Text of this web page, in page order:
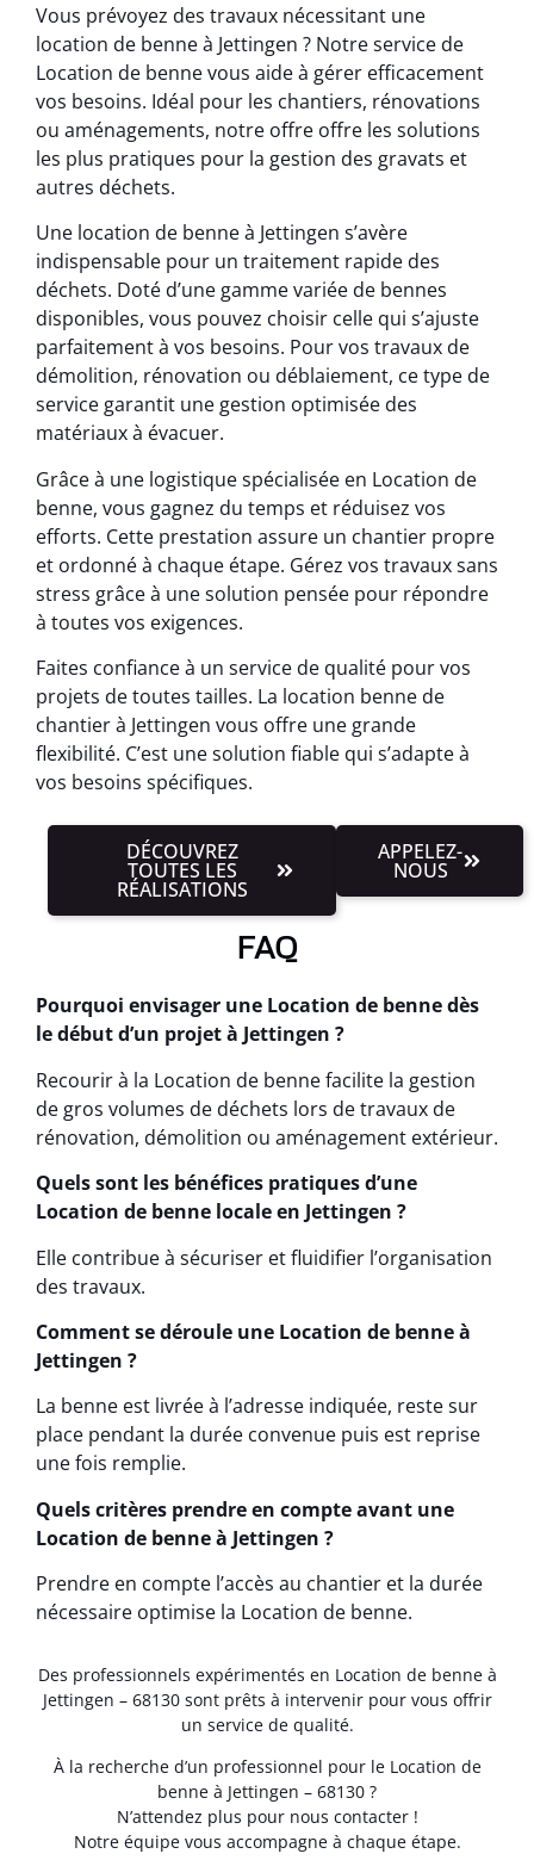
Vous prévoyez des travaux nécessitant une
location de benne à Jettingen ? Notre service de
Location de benne vous aide à gérer efficacement
vos besoins. Idéal pour les chantiers, rénovations
ou aménagements, notre offre offre les solutions
les plus pratiques pour la gestion des gravats et
autres déchets.
Une location de benne à Jettingen s’avère
indispensable pour un traitement rapide des
déchets. Doté d’une gamme variée de bennes
disponibles, vous pouvez choisir celle qui s’ajuste
parfaitement à vos besoins. Pour vos travaux de
démolition, rénovation ou déblaiement, ce type de
service garantit une gestion optimisée des
matériaux à évacuer.
Grâce à une logistique spécialisée en Location de
benne, vous gagnez du temps et réduisez vos
efforts. Cette prestation assure un chantier propre
et ordonné à chaque étape. Gérez vos travaux sans
stress grâce à une solution pensée pour répondre
à toutes vos exigences.
Faites confiance à un service de qualité pour vos
projets de toutes tailles. La location benne de
chantier à Jettingen vous offre une grande
flexibilité. C’est une solution fiable qui s’adapte à
vos besoins spécifiques.
DÉCOUVREZ
TOUTES LES
RÉALISATIONS
APPELEZ-
NOUS
FAQ
Pourquoi envisager une Location de benne dès
le début d’un projet à Jettingen ?
Recourir à la Location de benne facilite la gestion
de gros volumes de déchets lors de travaux de
rénovation, démolition ou aménagement extérieur.
Quels sont les bénéfices pratiques d’une
Location de benne locale en Jettingen ?
Elle contribue à sécuriser et fluidifier l’organisation
des travaux.
Comment se déroule une Location de benne à
Jettingen ?
La benne est livrée à l’adresse indiquée, reste sur
place pendant la durée convenue puis est reprise
une fois remplie.
Quels critères prendre en compte avant une
Location de benne à Jettingen ?
Prendre en compte l’accès au chantier et la durée
nécessaire optimise la Location de benne.
Des professionnels expérimentés en Location de benne à
Jettingen – 68130 sont prêts à intervenir pour vous offrir
un service de qualité.
À la recherche d’un professionnel pour le Location de
benne à Jettingen – 68130 ?
N’attendez plus pour nous contacter !
Notre équipe vous accompagne à chaque étape.